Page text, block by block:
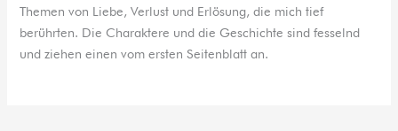
Themen von Liebe, Verlust und Erlösung, die mich tief
berührten. Die Charaktere und die Geschichte sind fesselnd
und ziehen einen vom ersten Seitenblatt an.